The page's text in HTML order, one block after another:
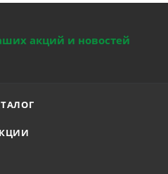
акций и новостей